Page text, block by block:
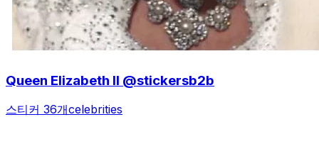
Queen Elizabeth II @stickersb2b
스티커 36개celebrities